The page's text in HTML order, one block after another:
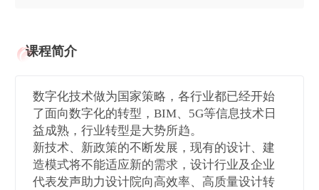
课程简介
数字化技术做为国家策略，各行业都已经开始
了面向数字化的转型，BIM、5G等信息技术日
益成熟，行业转型是大势所趋。
新技术、新政策的不断发展，现有的设计、建
造模式将不能适应新的需求，设计行业及企业
代表发声助力设计院向高效率、高质量设计转